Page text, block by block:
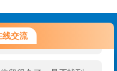
线交流
来咨询，很高兴为您
要咨询什么问题呢？